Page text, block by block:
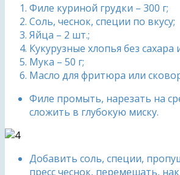
Филе куриной грудки – 300 г;
Соль, чеснок, специи по вкусу;
Яйца – 2 шт.;
Кукурузные хлопья без сахара
Мука – 50 г;
Масло для фритюра или
Филе промыть, нарезать на
сложить в глубокую миску.
Добавить соль, специи,
пресс чеснок, перемешать,